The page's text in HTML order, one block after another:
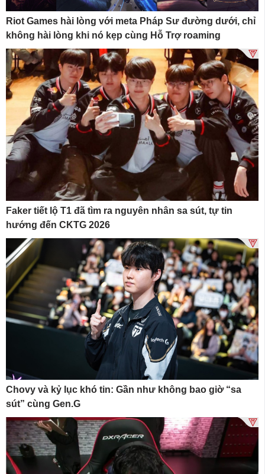
Riot Games hài lòng với meta Pháp Sư đường dưới, chỉ
không hài lòng khi nó kẹp cùng Hỗ Trợ roaming
Faker tiết lộ T1 đã tìm ra nguyên nhân sa sút, tự tin
hướng đến CKTG 2026
Chovy và kỷ lục khó tin: Gần như không bao giờ “sa
sút” cùng Gen.G